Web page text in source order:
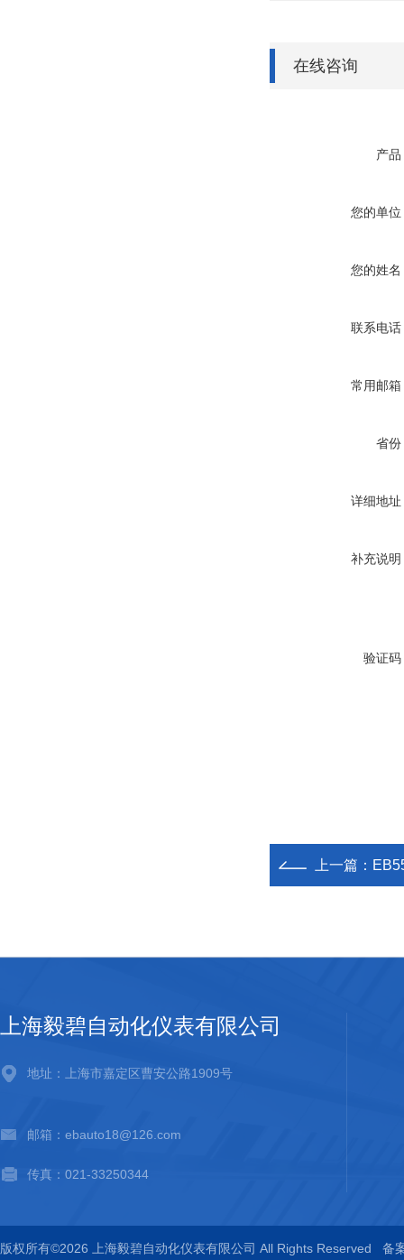
在线咨询
产品
您的单位
您的姓名
联系电话
常用邮箱
省份
详细地址
补充说明
验证码
上一篇：
上海毅碧自动化仪表有限公司
地址：上海市嘉定区曹安公路1909号
邮箱：ebauto18@126.com
传真：021-33250344
版权所有©2026 上海毅碧自动化仪表有限公司 All Rights Reserved 备